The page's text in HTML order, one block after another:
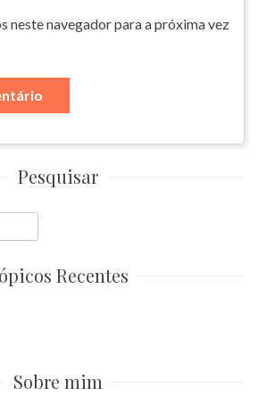
neste navegador para a próxima vez
Pesquisar
Recentes
Sobre mim